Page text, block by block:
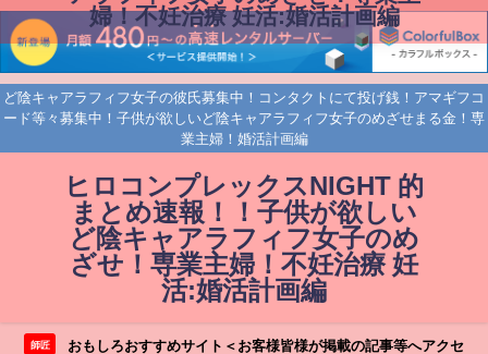
ど陰キャアラフィフ女子の彼氏募集中！コンタクトにて投げ銭！アマギフコ
ード等々募集中！子供が欲しいど陰キャアラフィフ女子のめざせまる金！専
業主婦！婚活計画編
ヒロコンプレックスNIGHT 的
まとめ速報！！子供が欲しい
ど陰キャアラフィフ女子のめ
ざせ！専業主婦！不妊治療 妊
活:婚活計画編
婦！不妊治療 妊活:婚活計画編
師匠
おもしろおすすめサイト＜お客様皆様が掲載の記事等へアクセ